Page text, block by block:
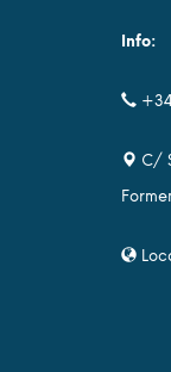
Info:
C/